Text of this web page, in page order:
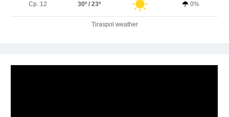
Ср. 12 30º / 23º 0%
Tiraspol weather